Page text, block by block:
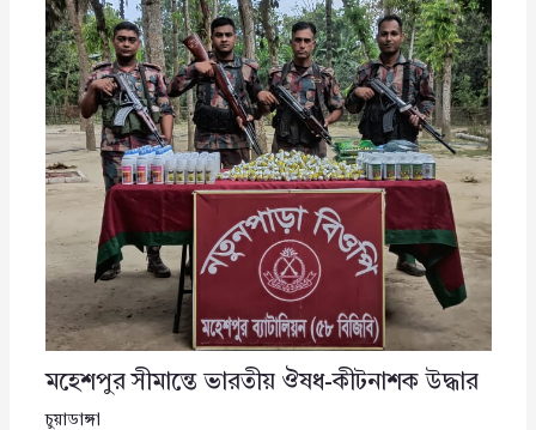
মহেশপুর সীমান্তে ভারতীয় ঔষধ-কীটনাশক উদ্ধার
চুয়াডাঙ্গা